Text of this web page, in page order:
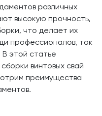
различных
высокую прочность,
что делает их
профессионалов, так
этой статье
винтовых свай
преимущества